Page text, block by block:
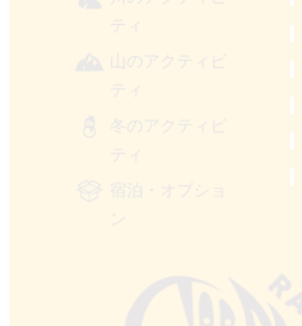
ティ
山のアクティビ
ティ
冬のアクティビ
ティ
宿泊・オプショ
ン